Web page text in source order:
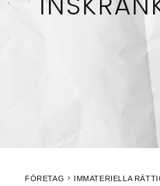
FÖRETAG IMMATERIELLA